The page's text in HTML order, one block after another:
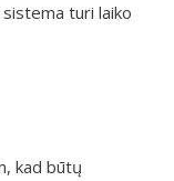
turi laiko
kad būtų